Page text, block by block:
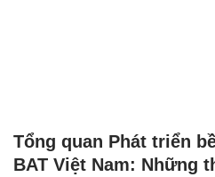
Tổng quan Phát triển
BAT Việt Nam: Những